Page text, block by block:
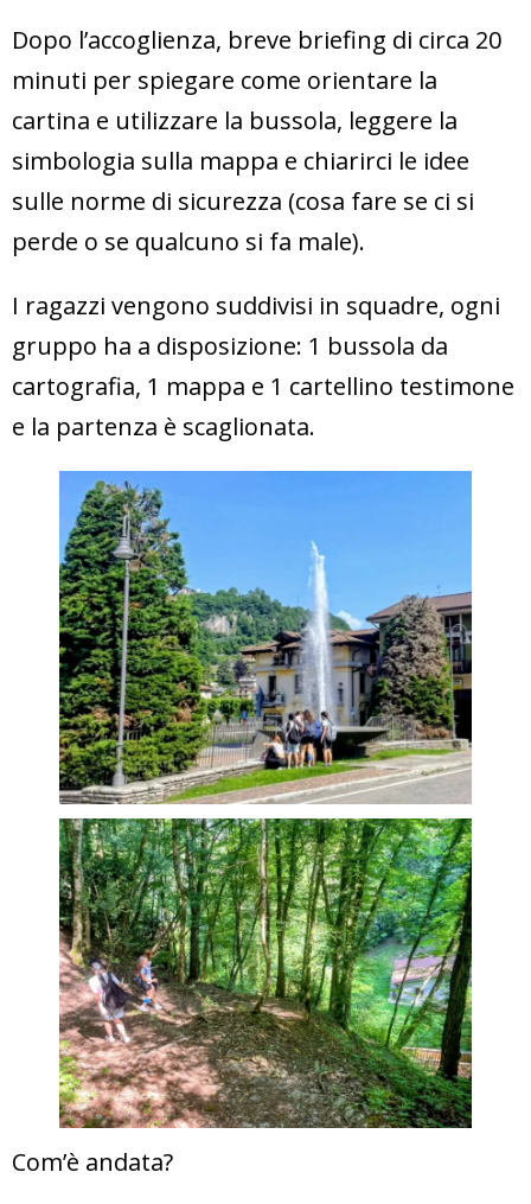
Dopo l’accoglienza, breve briefing di circa 20
minuti per spiegare come orientare la
cartina e utilizzare la bussola, leggere la
simbologia sulla mappa e chiarirci le idee
sulle norme di sicurezza (cosa fare se ci si
perde o se qualcuno si fa male).
I ragazzi vengono suddivisi in squadre, ogni
gruppo ha a disposizione: 1 bussola da
cartografia, 1 mappa e 1 cartellino testimone
e la partenza è scaglionata.
Com’è andata?